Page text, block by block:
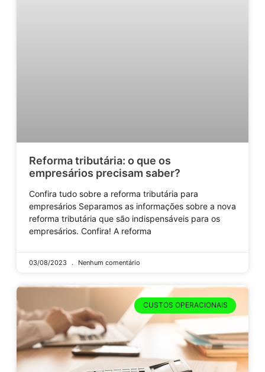
Reforma tributária: o que os
empresários precisam saber?
Confira tudo sobre a reforma tributária para
empresários Separamos as informações sobre a nova
reforma tributária que são indispensáveis para os
empresários. Confira! A reforma
03/08/2023 Nenhum comentário
CUSTOS OPERACIONAIS